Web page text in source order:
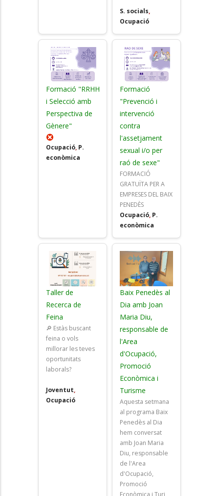
S. socials,
Ocupació
Formació "RRHH
i Selecció amb
Perspectiva de
Gènere"
Ocupació, P.
econòmica
Formació
"Prevenció i
intervenció
contra
l'assetjament
sexual i/o per
raó de sexe"
FORMACIÓ
GRATUÏTA PER A
EMPRESES DEL BAIX
PENEDÈS
Ocupació, P.
econòmica
Taller de
Recerca de
Feina
🔎 Estàs buscant
feina o vols
millorar les teves
oportunitats
laborals?
Joventut,
Ocupació
Baix Penedès al
Dia amb Joan
Maria Diu,
responsable de
l'Area
d'Ocupació,
Promoció
Econòmica i
Turisme
Aquesta setmana
al programa Baix
Penedès al Dia
hem conversat
amb Joan Maria
Diu, responsable
de l'Area
d'Ocupació,
Promoció
Econòmica i Turi